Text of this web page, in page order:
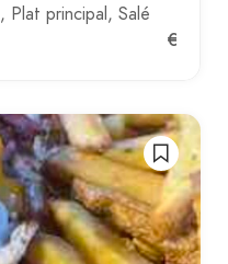
Plat principal Salé
€